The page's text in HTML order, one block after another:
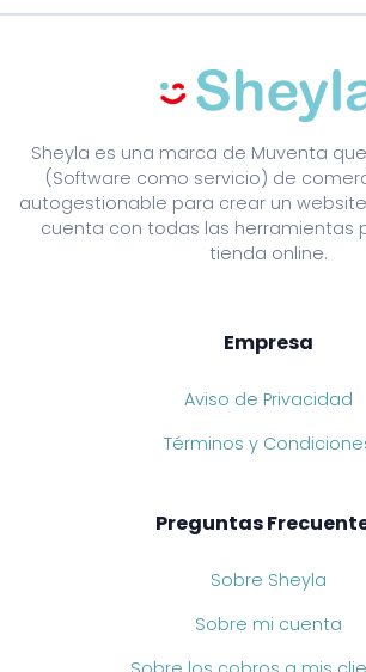
Sheyla es una marca de Muventa
(Software como servicio) de
autogestionable para crear un
cuenta con todas las herramientas
tienda online.
Empresa
Aviso de Privacidad
Términos y
Preguntas
Sobre Sheyla
Sobre mi cuenta